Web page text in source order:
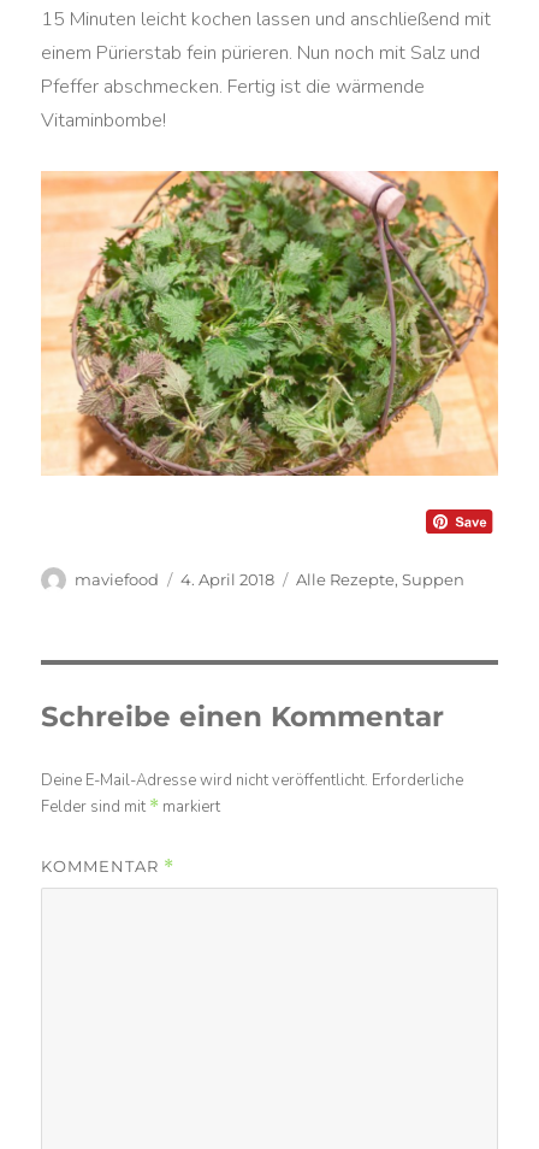
15 Minuten leicht kochen lassen und anschließend mit
einem Pürierstab fein pürieren. Nun noch mit Salz und
Pfeffer abschmecken. Fertig ist die wärmende
Vitaminbombe!
Autor
maviefood
Veröffentlicht
4. April 2018 Kategorien
Alle Rezepte,Suppen
Schreibe einen Kommentar
Deine E-Mail-Adresse wird nicht veröffentlicht. Erforderliche
Felder sind mit * markiert
KOMMENTAR *